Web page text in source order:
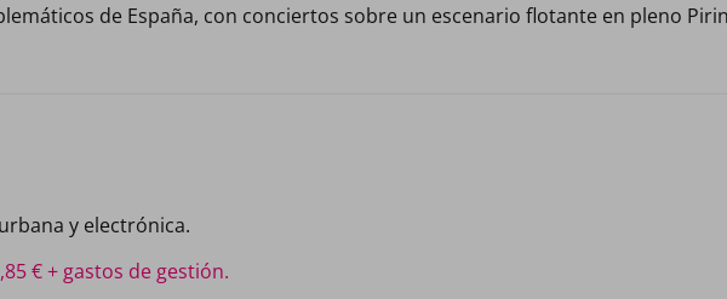
de España, con conciertos sobre un escenario flotante en pleno
y electrónica.
€ + gastos de gestión.